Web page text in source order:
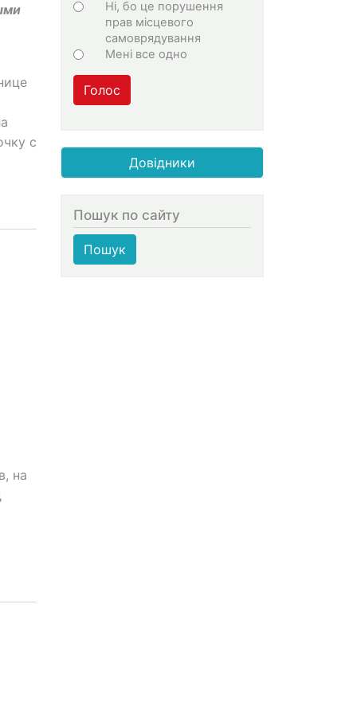
с
на
Ні, бо це порушення
прав місцевого
самоврядування
Мені все одно
Голос
Довідники
Пошук по сайту
Пошук